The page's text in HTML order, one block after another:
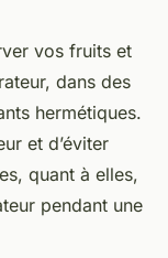
vos fruits et
dans des
hermétiques.
et d’éviter
quant à elles,
pendant une